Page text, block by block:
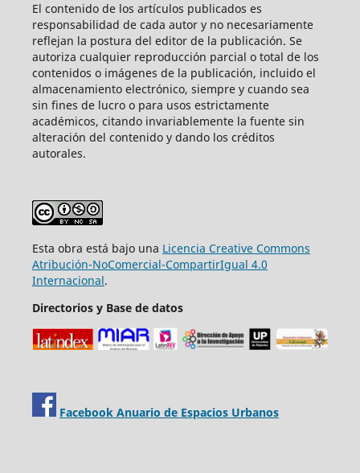
El contenido de los artículos publicados es
responsabilidad de cada autor y no necesariamente
reflejan la postura del editor de la publicación. Se
autoriza cualquier reproducción parcial o total de los
contenidos o imágenes de la publicación, incluido el
almacenamiento electrónico, siempre y cuando sea
sin fines de lucro o para usos estrictamente
académicos, citando invariablemente la fuente sin
alteración del contenido y dando los créditos
autorales.
Esta obra está bajo una Licencia Creative Commons
Atribución-NoComercial-CompartirIgual 4.0
Internacional.
Directorios y Base de datos
Facebook Anuario de Espacios Urbanos